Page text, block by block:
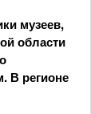
музеев,
области
В регионе